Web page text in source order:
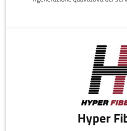
del concept un restyling certificato
integrato, innovativo
Hyper